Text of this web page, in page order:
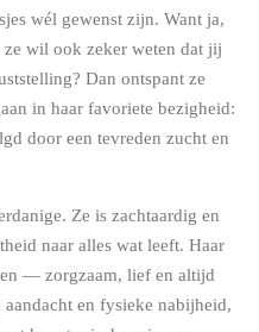
wél gewenst zijn. Want ja,
wil ook zeker weten dat jij
Dan ontspant ze
in haar favoriete bezigheid:
door een tevreden zucht en
Ze is zachtaardig en
naar alles wat leeft. Haar
— zorgzaam, lief en altijd
en fysieke nabijheid,